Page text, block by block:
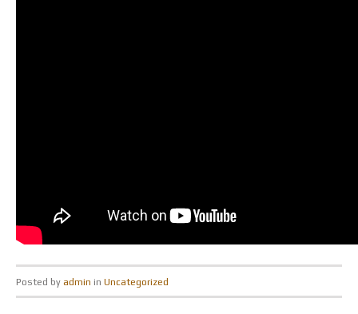
Posted by admin in Uncategorized